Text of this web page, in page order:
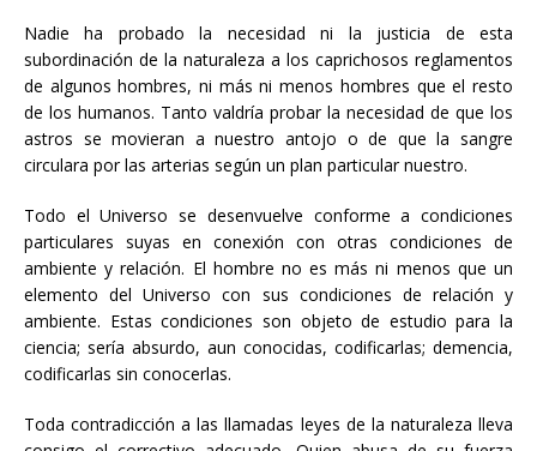
Nadie ha probado la necesidad ni la justicia de esta
subordinación de la naturaleza a los caprichosos reglamentos
de algunos hombres, ni más ni menos hombres que el resto
de los humanos. Tanto valdría probar la necesidad de que los
astros se movieran a nuestro antojo o de que la sangre
circulara por las arterias según un plan particular nuestro.
Todo el Universo se desenvuelve conforme a condiciones
particulares suyas en conexión con otras condiciones de
ambiente y relación. El hombre no es más ni menos que un
elemento del Universo con sus condiciones de relación y
ambiente. Estas condiciones son objeto de estudio para la
ciencia; sería absurdo, aun conocidas, codificarlas; demencia,
codificarlas sin conocerlas.
Toda contradicción a las llamadas leyes de la naturaleza lleva